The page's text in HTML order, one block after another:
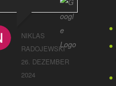
NIKLAS
RADOJEWSKI
26. DEZEMBER
2024